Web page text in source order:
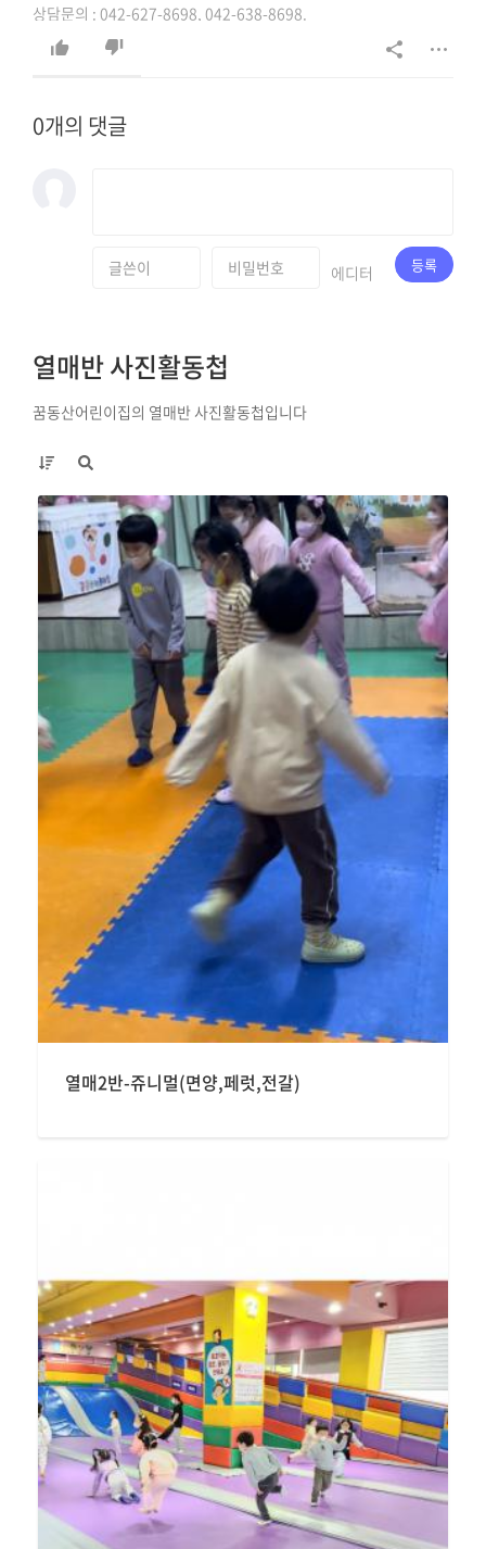
상담문의 : 042-627-8698, 042-638-8698.
0개의 댓글
에디터 등록
열매반 사진활동첩
꿈동산어린이집의 열매반 사진활동첩입니다
열매2반-쥬니멀(면양,페럿,전갈)